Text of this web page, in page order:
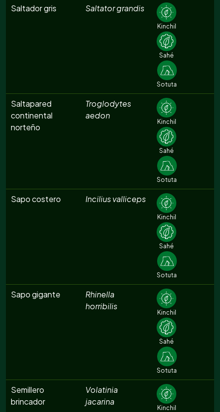
Saltador gris Saltator grandis
Kinchil
Sahé
Sotuta
Saltapared
continental
norteño
Troglodytes
aedon
Kinchil
Sahé
Sotuta
Sapo costero Incilius valliceps
Kinchil
Sahé
Sotuta
Sapo gigante
Rhinella
horribilis
Kinchil
Sahé
Sotuta
Semillero
brincador
Volatinia
jacarina
Kinchil